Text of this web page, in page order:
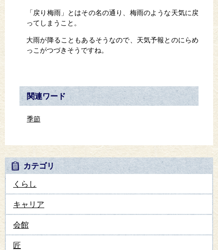
「戻り梅雨」とはその名の通り、梅雨のような天気に戻
ってしまうこと。
大雨が降ることもあるそうなので、天気予報とのにらめ
っこがつづきそうですね。
関連ワード
季節
カテゴリ
くらし
キャリア
会館
匠